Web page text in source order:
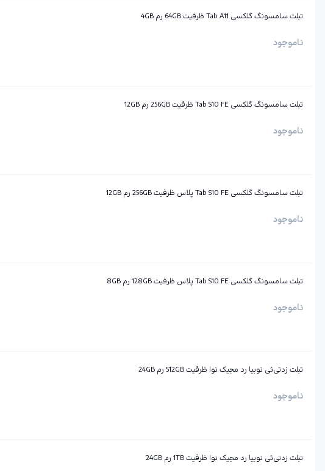
تبلت سامسونگ گلکسی Tab A11 ظرفیت 64GB رم 4GB
ناموجود
تبلت سامسونگ گلکسی Tab S10 FE ظرفیت 256GB رم 12GB
ناموجود
تبلت سامسونگ گلکسی Tab S10 FE پلاس ظرفیت 256GB رم 12GB
ناموجود
تبلت سامسونگ گلکسی Tab S10 FE پلاس ظرفیت 128GB رم 8GB
ناموجود
تبلت زد‌تی‌ئی نوبیا رد مجیک نوا ظرفیت 512GB رم 24GB
ناموجود
تبلت زد‌تی‌ئی نوبیا رد مجیک نوا ظرفیت 1TB رم 24GB